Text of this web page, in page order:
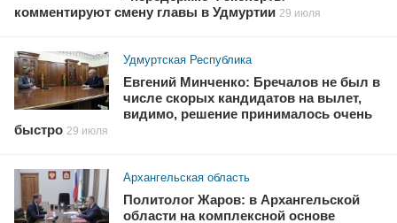
комментируют смену главы в Удмуртии 29 июля
Удмуртская Республика
Евгений Минченко: Бречалов не был в
числе скорых кандидатов на вылет,
видимо, решение принималось очень
быстро 29 июля
Архангельская область
Политолог Жаров: в Архангельской
области на комплексной основе